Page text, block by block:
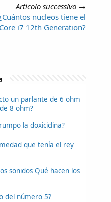
Articolo successivo →
nucleos tiene el
Core i7 12th Generation?
un parlante de 6 ohm
8 ohm?
la doxiciclina?
que tenía el rey
sonidos Qué hacen los
del número 5?